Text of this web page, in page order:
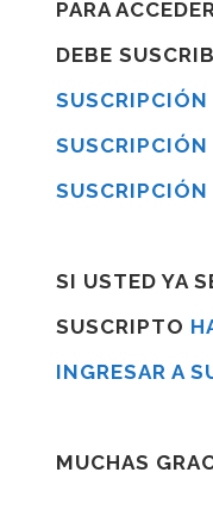
PARA
DEBE
SUSCRIPCIÓN
SUSCRIPCIÓN
SI USTED YA
SUSCRIPTO
INGRESAR A
MUCHAS